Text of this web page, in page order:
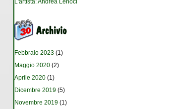
L'artista: Andrea Lenoci
Febbraio 2023 (1)
Maggio 2020 (2)
Aprile 2020 (1)
Dicembre 2019 (5)
Novembre 2019 (1)